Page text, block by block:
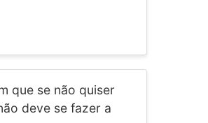
que se não quiser
deve se fazer a